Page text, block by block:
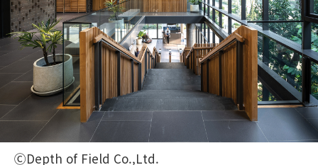
ⒸDepth of Field Co.,Ltd.